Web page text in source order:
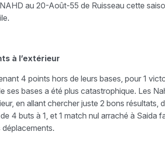
au 20-Août-55 de Ruisseau cette
à l’extérieur
4 points hors de leurs bases, pour 1
ses bases a été plus catastrophique. Les
en allant chercher juste 2 bons
4 buts à 1, et 1 match nul arraché à
déplacements.